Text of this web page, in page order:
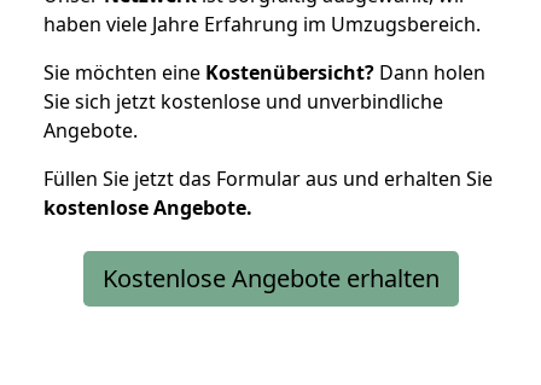
haben viele Jahre Erfahrung im Umzugsbereich.
Sie möchten eine Kostenübersicht? Dann holen
Sie sich jetzt kostenlose und unverbindliche
Angebote.
Füllen Sie jetzt das Formular aus und erhalten Sie
kostenloseAngebote.
Kostenlose Angebote erhalten